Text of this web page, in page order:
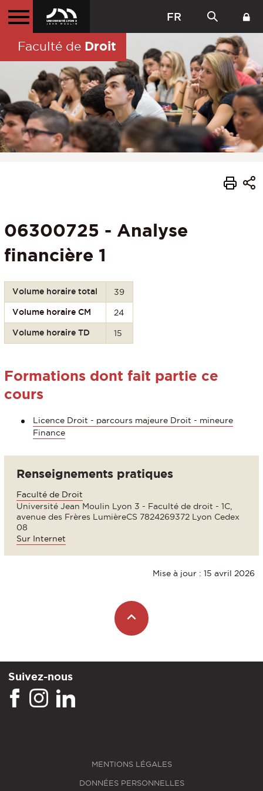
FR
Faculté de Droit
06300725 - Analyse
financière 1
Volume horaire total 39
Volume horaire CM 24
Volume horaire TD 15
Formations dont fait partie ce
cours
Licence Droit - parcours majeure Droit - mineure
Finance
Renseignements pratiques
Faculté de Droit
Université Jean Moulin Lyon 3 - Faculté de droit - 1C,
avenue des Frères LumièreCS 7824269372 Lyon Cedex
08
Sur Internet
Mise à jour : 15 avril 2026
Suivez-nous
MENTIONS LÉGALES
DONNÉES PERSONNELLES